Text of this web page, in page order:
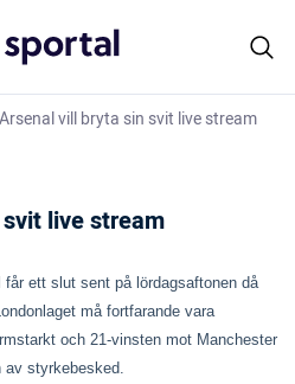
Arsenal vill bryta sin svit live stream
live stream
ett slut sent på lördagsaftonen då
må fortfarande vara
och 21-vinsten mot Manchester
av styrkebesked.